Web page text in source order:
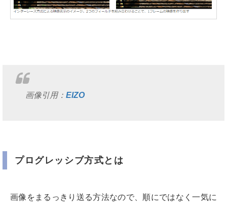
画像引用： EIZO
プログレッシブ方式とは
画像をまるっきり送る方法なので、順にではなく一気に